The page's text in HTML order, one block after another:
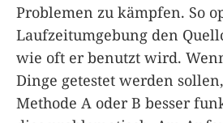
Problemen zu kämpfen. So
Laufzeitumgebung den
wie oft er benutzt wird.
Dinge getestet werden
Methode A oder B besser